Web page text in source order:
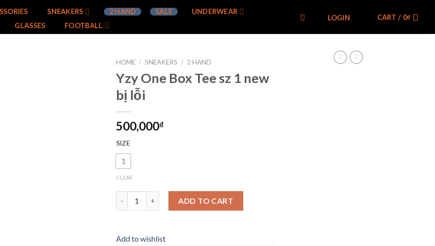
SNEAKERS 2 HAND SALE
UNDERWEAR
GLASSES FOOTBALL
LOGIN CART / 0₫
HOME / SNEAKERS / 2 HAND
Yzy One Box Tee sz 1 new
bị lỗi
500,000₫
SIZE
1
CLEAR
ADD TO CART
Add to wishlist